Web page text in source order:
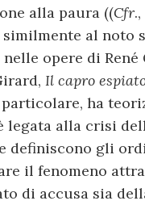
alla paura ((Cfr
similmente al noto
opere di René
Il capro
particolare, ha
legata alla crisi
definiscono gli
il fenomeno
di accusa sia